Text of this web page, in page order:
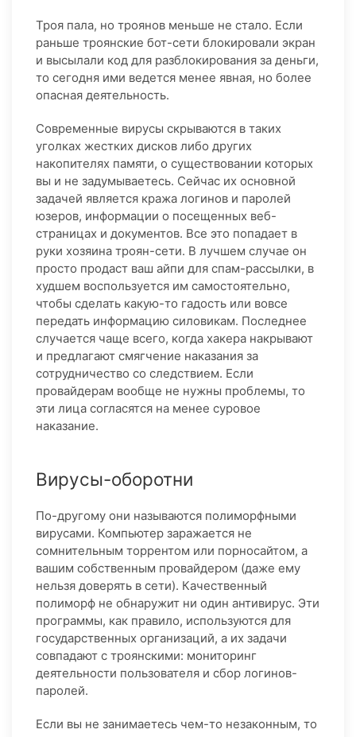
Троя пала, но троянов меньше не стало. Если
раньше троянские бот-сети блокировали экран
и высылали код для разблокирования за деньги,
то сегодня ими ведется менее явная, но более
опасная деятельность.
Современные вирусы скрываются в таких
уголках жестких дисков либо других
накопителях памяти, о существовании которых
вы и не задумываетесь. Сейчас их основной
задачей является кража логинов и паролей
юзеров, информации о посещенных веб-
страницах и документов. Все это попадает в
руки хозяина троян-сети. В лучшем случае он
просто продаст ваш айпи для спам-рассылки, в
худшем воспользуется им самостоятельно,
чтобы сделать какую-то гадость или вовсе
передать информацию силовикам. Последнее
случается чаще всего, когда хакера накрывают
и предлагают смягчение наказания за
сотрудничество со следствием. Если
провайдерам вообще не нужны проблемы, то
эти лица согласятся на менее суровое
наказание.
Вирусы-оборотни
По-другому они называются полиморфными
вирусами. Компьютер заражается не
сомнительным торрентом или порносайтом, а
вашим собственным провайдером (даже ему
нельзя доверять в сети). Качественный
полиморф не обнаружит ни один антивирус. Эти
программы, как правило, используются для
государственных организаций, а их задачи
совпадают с троянскими: мониторинг
деятельности пользователя и сбор логинов-
паролей.
Если вы не занимаетесь чем-то незаконным, то